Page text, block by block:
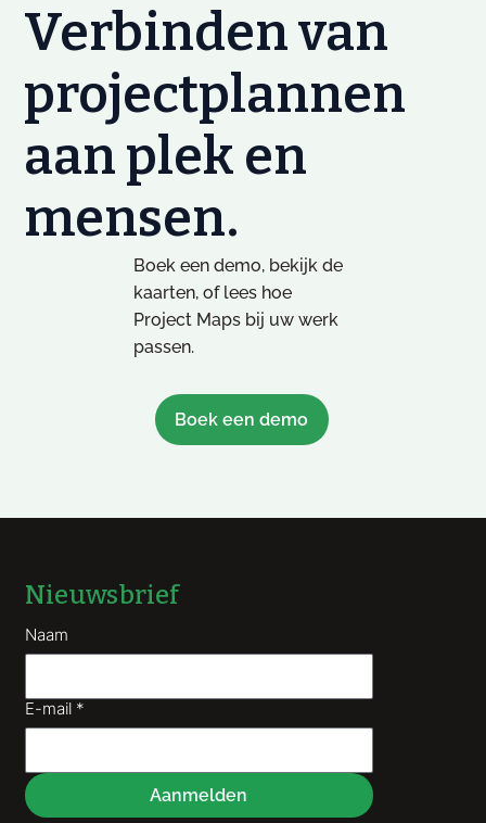
Verbinden van
projectplannen
aan plek en
mensen.
Boek een demo, bekijk de
kaarten, of lees hoe
Project Maps bij uw werk
passen.
Boek een demo
Nieuwsbrief
Naam
E-mail *
Aanmelden